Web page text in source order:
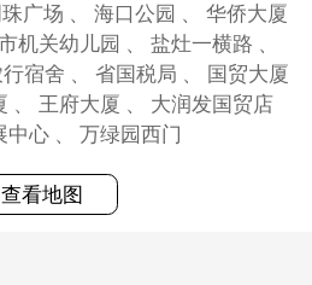
、 置地花园 、 海口会展中心 、 万绿园西门
查看地图